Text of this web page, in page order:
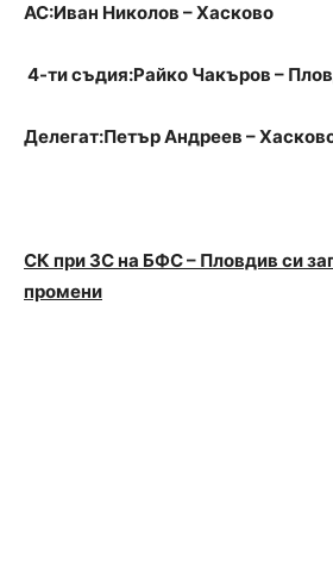
АС:Иван Николов – Хасково
4-ти съдия:Райко Чакъров –
Делегат:Петър Андреев –
СК при ЗС на БФС – Пловдив си
промени